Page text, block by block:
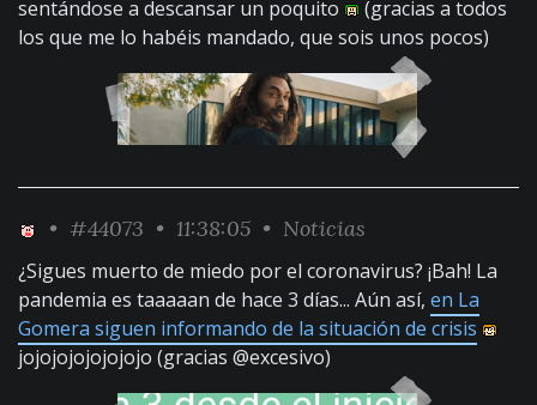
sentándose a descansar un poquito
(gracias a todos
los que me lo habéis mandado, que sois unos pocos)
• #44073 • 11:38:05 • Noticias
¿Sigues muerto de miedo por el coronavirus? ¡Bah! La
pandemia es taaaaan de hace 3 días... Aún así, en La
Gomera siguen informando de la situación de crisis
jojojojojojojojo (gracias @excesivo)